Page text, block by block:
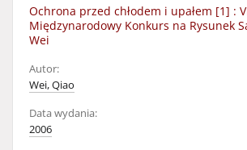
Ochrona przed chłodem i upałem [1] :
Międzynarodowy Konkurs na Rysunek
Wei
Autor:
Wei, Qiao
Data wydania:
2006